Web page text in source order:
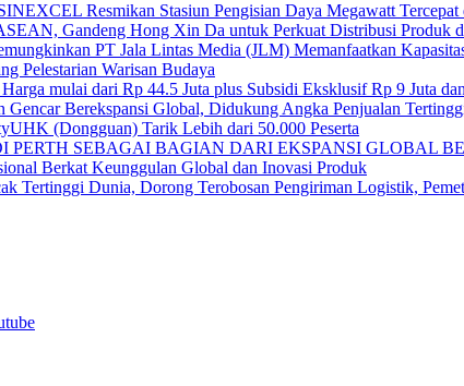
Resmikan Stasiun Pengisian Daya Megawatt Tercepat
Gandeng Hong Xin Da untuk Perkuat Distribusi Produk
PT Jala Lintas Media (JLM) Memanfaatkan
Pelestarian Warisan Budaya
mulai dari Rp 44.5 Juta plus Subsidi Eksklusif Rp 9 Juta
Berekspansi Global, Didukung Angka Penjualan
(Dongguan) Tarik Lebih dari 50.000 Peserta
PERTH SEBAGAI BAGIAN DARI EKSPANSI GLOBAL
Berkat Keunggulan Global dan Inovasi Produk
Tertinggi Dunia, Dorong Terobosan Pengiriman Logistik,